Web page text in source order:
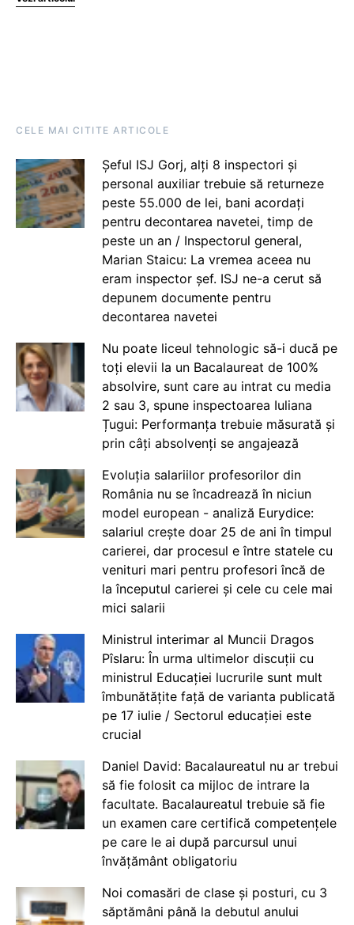
CELE MAI CITITE ARTICOLE
Șeful ISJ Gorj, alți 8 inspectori și
personal auxiliar trebuie să returneze
peste 55.000 de lei, bani acordați
pentru decontarea navetei, timp de
peste un an / Inspectorul general,
Marian Staicu: La vremea aceea nu
eram inspector șef. ISJ ne-a cerut să
depunem documente pentru
decontarea navetei
Nu poate liceul tehnologic să-i ducă pe
toți elevii la un Bacalaureat de 100%
absolvire, sunt care au intrat cu media
2 sau 3, spune inspectoarea Iuliana
Țugui: Performanța trebuie măsurată și
prin câți absolvenți se angajează
Evoluția salariilor profesorilor din
România nu se încadrează în niciun
model european - analiză Eurydice:
salariul crește doar 25 de ani în timpul
carierei, dar procesul e între statele cu
venituri mari pentru profesori încă de
la începutul carierei și cele cu cele mai
mici salarii
Ministrul interimar al Muncii Dragos
Pîslaru: În urma ultimelor discuții cu
ministrul Educației lucrurile sunt mult
îmbunătățite față de varianta publicată
pe 17 iulie / Sectorul educației este
crucial
Daniel David: Bacalaureatul nu ar trebui
să fie folosit ca mijloc de intrare la
facultate. Bacalaureatul trebuie să fie
un examen care certifică competențele
pe care le ai după parcursul unui
învățământ obligatoriu
Noi comasări de clase și posturi, cu 3
săptămâni până la debutul anului